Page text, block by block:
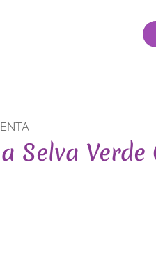
Selva Verde